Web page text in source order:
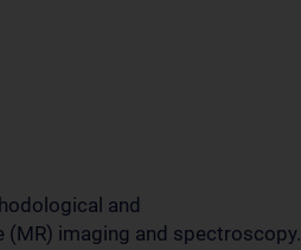
and
imaging and spectroscopy.